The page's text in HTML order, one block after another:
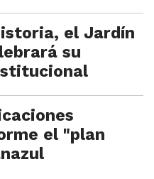
el Jardín
su
el "plan